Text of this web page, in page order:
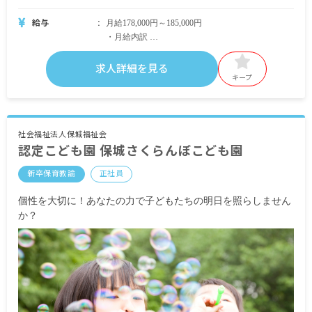
給与
月給178,000円～185,000円
・月給内訳
基本給 148,500円
各種手当 36,794円（特殊業務手当,調整手当,超勤
通勤手当 月上限35,000円
昇給あり
求人詳細を見る
キープ
社会福祉法人保城福祉会
認定こども園 保城さくらんぼこども園
新卒保育教諭 正社員
個性を大切に！あなたの力で子どもたちの明日を照らしません
か？